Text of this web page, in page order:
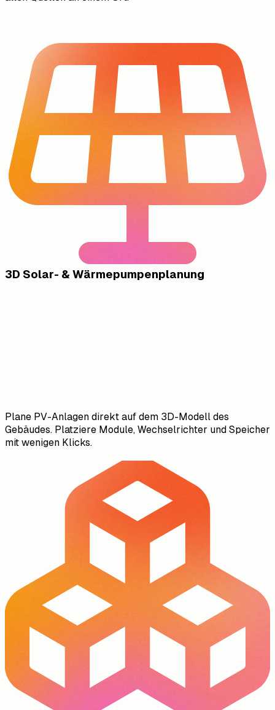
3D Solar- & Wärmepumpenplanung
Plane PV-Anlagen direkt auf dem 3D-Modell des
Gebäudes. Platziere Module, Wechselrichter und Speicher
mit wenigen Klicks.